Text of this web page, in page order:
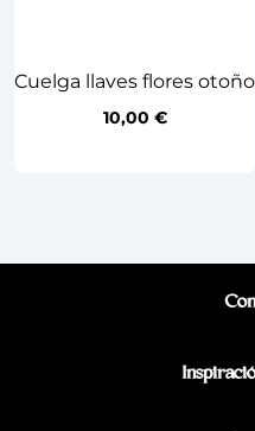
Cuelga llaves flores otoño
10,00 €